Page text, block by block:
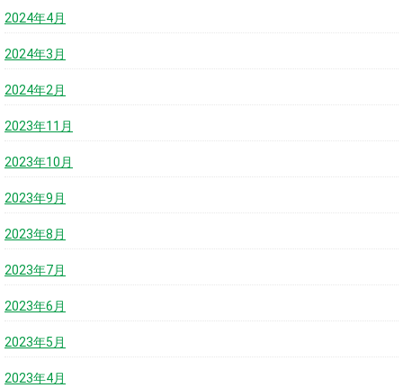
2024年4月
2024年3月
2024年2月
2023年11月
2023年10月
2023年9月
2023年8月
2023年7月
2023年6月
2023年5月
2023年4月